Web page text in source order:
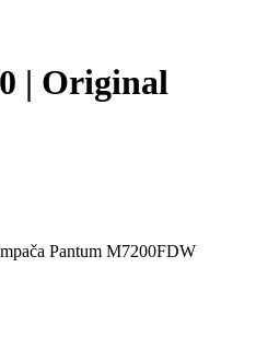
| Original
Pantum M7200FDW